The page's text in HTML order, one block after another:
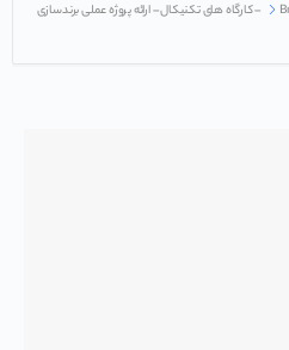
Brand DBA III – کارگاه های تکنیکال – ارائه پروژه عملی برندسازی